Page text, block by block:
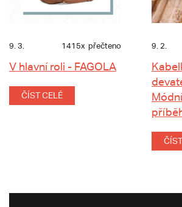
9. 3. 1415x přečteno
V hlavní roli - FAGOLA
ČÍST CELÉ
9. 2.